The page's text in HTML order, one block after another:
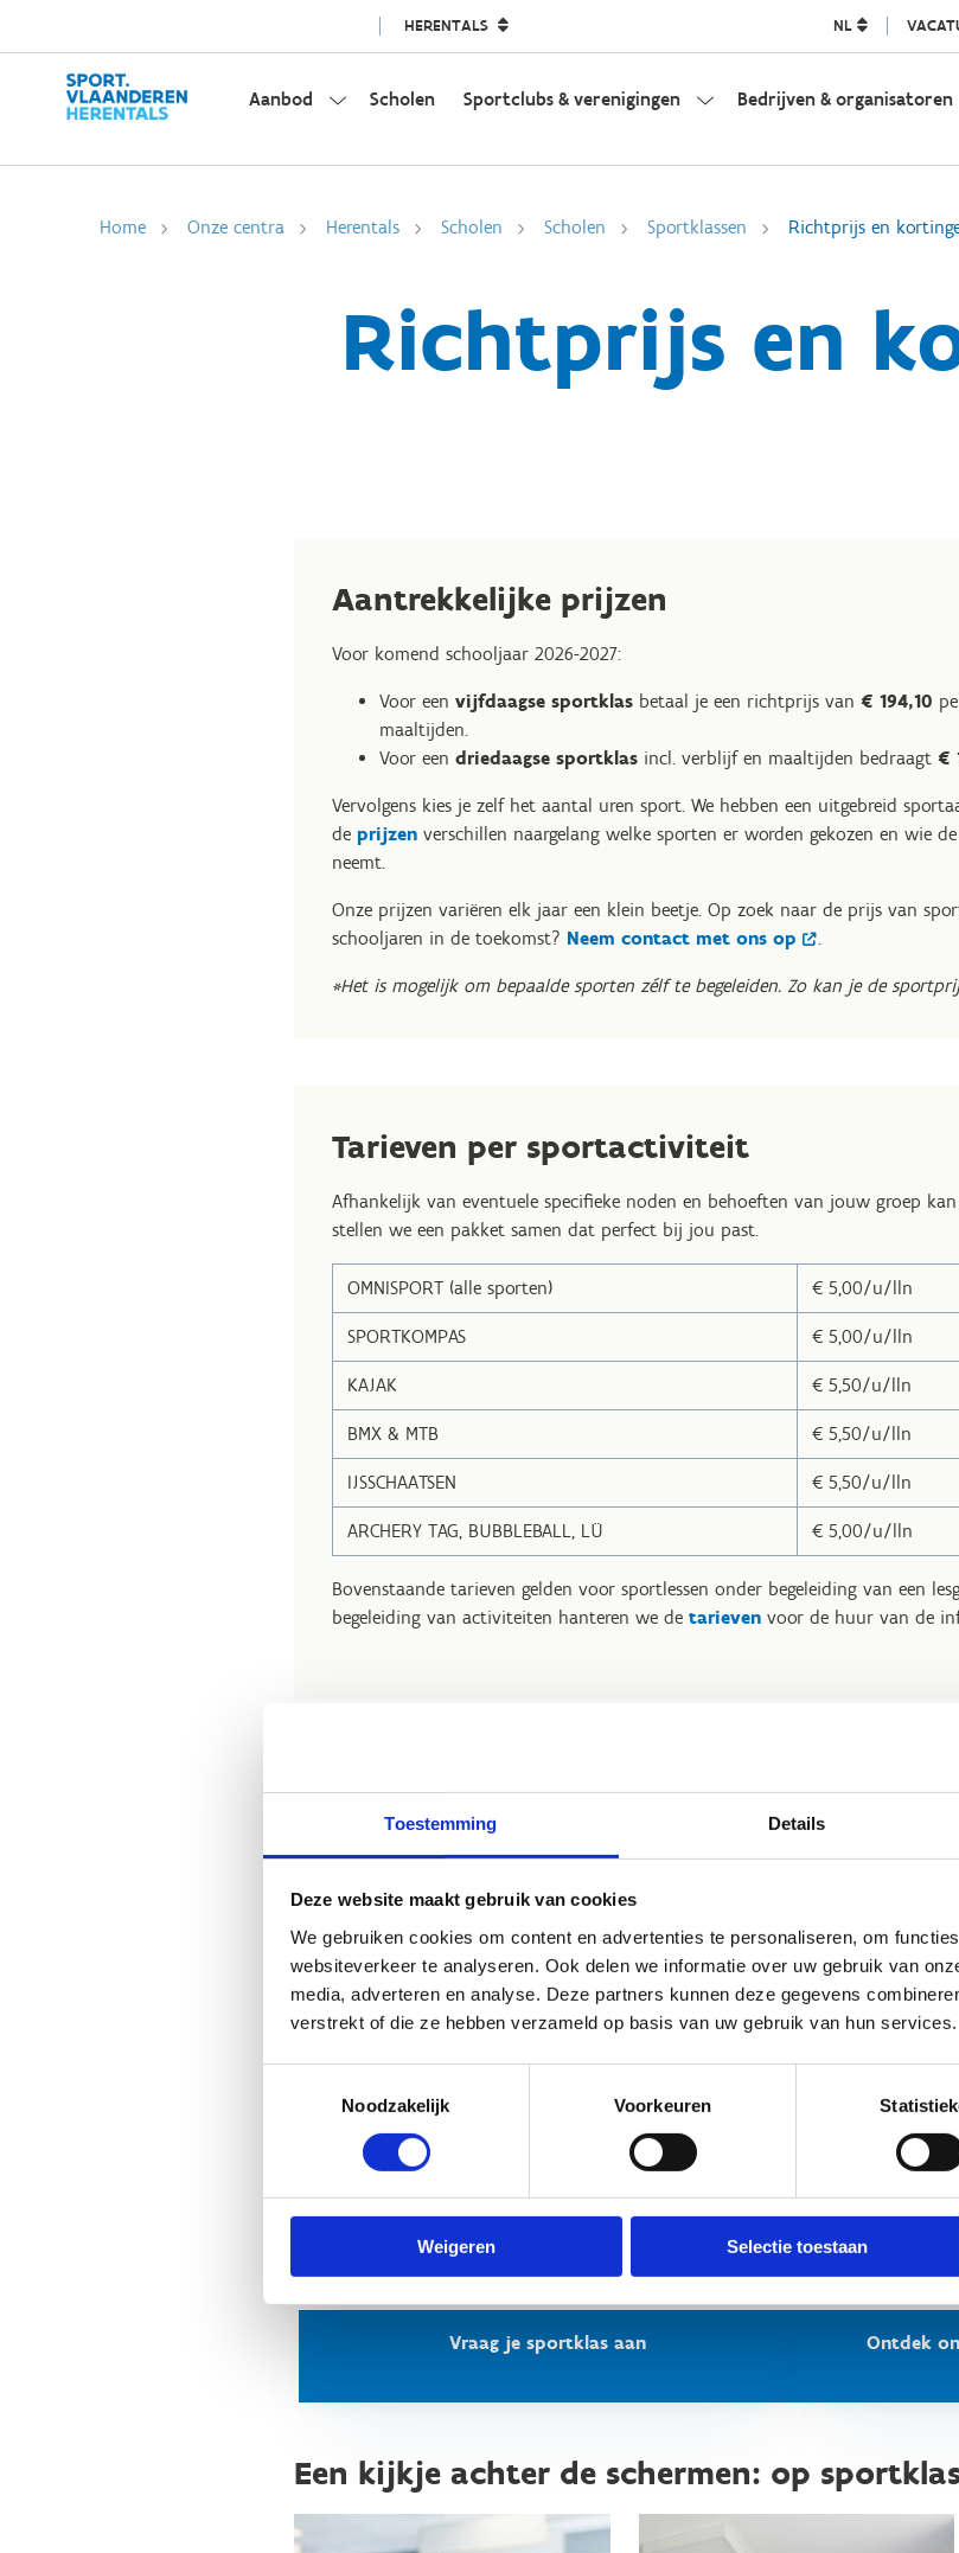
Toestemming Details
Deze website maakt gebruik van cookies
We gebruiken cookies om content en advertenties te personaliseren, om
websiteverkeer te analyseren. Ook delen we informatie over uw gebruik van
media, adverteren en analyse. Deze partners kunnen deze gegevens
verstrekt of die ze hebben verzameld op basis van uw gebruik van hun services.
Noodzakelijk
Voorkeuren
Weigeren Selectie toestaan
HERENTALS NL
Aanbod Scholen Sportclubs & verenigingen Bedrijven & organisatoren
Home Onze centra Herentals Scholen Scholen Sportklassen Richtprijs en
Richtprijs en
Aantrekkelijke prijzen
Voor komend schooljaar 2026-2027:
Voor een vijfdaagse sportklas betaal je een richtprijs van € 194,10
maaltijden.
Voor een driedaagse sportklas incl. verblijf en maaltijden bedraagt €
Vervolgens kies je zelf het aantal uren sport. We hebben een uitgebreid
de prijzen verschillen naargelang welke sporten er worden gekozen en wie
neemt.
Onze prijzen variëren elk jaar een klein beetje. Op zoek naar de prijs van
schooljaren in de toekomst? Neem contact met ons op .
*Het is mogelijk om bepaalde sporten zélf te begeleiden. Zo kan je de
Tarieven per sportactiviteit
Afhankelijk van eventuele specifieke noden en behoeften van jouw groep
stellen we een pakket samen dat perfect bij jou past.
OMNISPORT (alle sporten) € 5,00/u/lln
SPORTKOMPAS € 5,00/u/lln
KAJAK € 5,50/u/lln
BMX & MTB € 5,50/u/lln
IJSSCHAATSEN € 5,50/u/lln
ARCHERY TAG, BUBBLEBALL, LÜ € 5,00/u/lln
Bovenstaande tarieven gelden voor sportlessen onder begeleiding van een
begeleiding van activiteiten hanteren we de tarieven voor de huur van de
Stevige kortingen
Leerlingen met een studietoelagegenieten maar liefst50%korting op de
overnachtingen, maaltijden en sportieve activiteiten. Het enige wat je als
Bovendien ontvangen scholen uit hetbuitengewoon onderwijseen mooie
(verblijf + sporten).
zullen dus alleen in aanmerking komen voor de 50% korting.
Daarnaast kan er 1 begeleider gratis mee per 15 aanwezige leerlingen.
gratis begeleider per 6 aanwezige leerlingen.
Is jullie school de afgelopen 2 jaar al bij Sport Vlaanderen op sportklassen
getrouwheidskorting van 5%op het verblijf en de maaltijden.
Vraag je sportklas aan
Ontdek
Een kijkje achter de schermen: op